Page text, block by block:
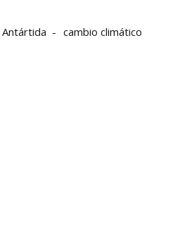
Antártida cambio climático